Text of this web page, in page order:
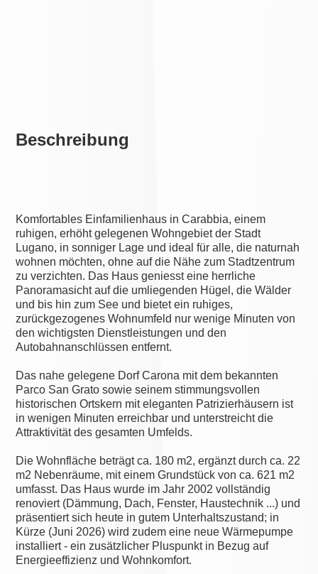
Beschreibung
Komfortables Einfamilienhaus in Carabbia, einem
ruhigen, erhöht gelegenen Wohngebiet der Stadt
Lugano, in sonniger Lage und ideal für alle, die naturnah
wohnen möchten, ohne auf die Nähe zum Stadtzentrum
zu verzichten. Das Haus geniesst eine herrliche
Panoramasicht auf die umliegenden Hügel, die Wälder
und bis hin zum See und bietet ein ruhiges,
zurückgezogenes Wohnumfeld nur wenige Minuten von
den wichtigsten Dienstleistungen und den
Autobahnanschlüssen entfernt.
Das nahe gelegene Dorf Carona mit dem bekannten
Parco San Grato sowie seinem stimmungsvollen
historischen Ortskern mit eleganten Patrizierhäusern ist
in wenigen Minuten erreichbar und unterstreicht die
Attraktivität des gesamten Umfelds.
Die Wohnfläche beträgt ca. 180 m2, ergänzt durch ca. 22
m2 Nebenräume, mit einem Grundstück von ca. 621 m2
umfasst. Das Haus wurde im Jahr 2002 vollständig
renoviert (Dämmung, Dach, Fenster, Haustechnik ...) und
präsentiert sich heute in gutem Unterhaltszustand; in
Kürze (Juni 2026) wird zudem eine neue Wärmepumpe
installiert - ein zusätzlicher Pluspunkt in Bezug auf
Energieeffizienz und Wohnkomfort.